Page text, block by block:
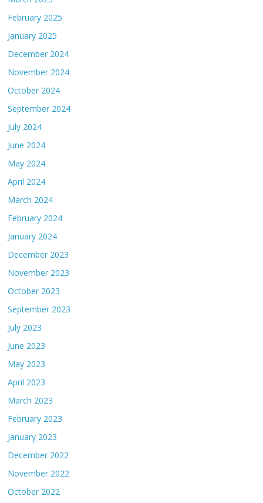
February 2025
January 2025
December 2024
November 2024
October 2024
September 2024
July 2024
June 2024
May 2024
April 2024
March 2024
February 2024
January 2024
December 2023
November 2023
October 2023
September 2023
July 2023
June 2023
May 2023
April 2023
March 2023
February 2023
January 2023
December 2022
November 2022
October 2022